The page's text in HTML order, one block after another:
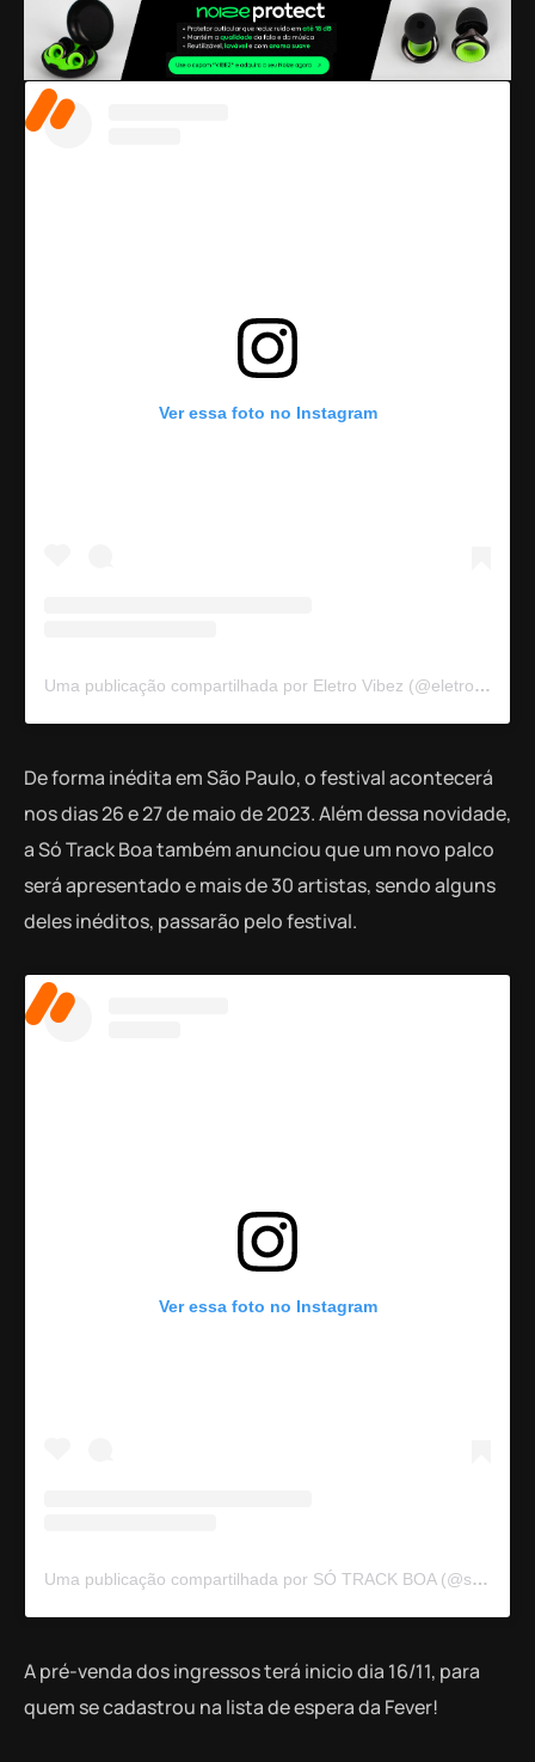
Ver essa foto no Instagram
Uma publicação compartilhada por Eletro Vibez (@eletrovibez)
De forma inédita em São Paulo, o festival acontecerá
nos dias 26 e 27 de maio de 2023. Além dessa novidade,
a Só Track Boa também anunciou que um novo palco
será apresentado e mais de 30 artistas, sendo alguns
deles inéditos, passarão pelo festival.
Ver essa foto no Instagram
Uma publicação compartilhada por SÓ TRACK BOA (@sotrackboa)
A pré-venda dos ingressos terá inicio dia 16/11, para
quem se cadastrou na lista de espera da Fever!